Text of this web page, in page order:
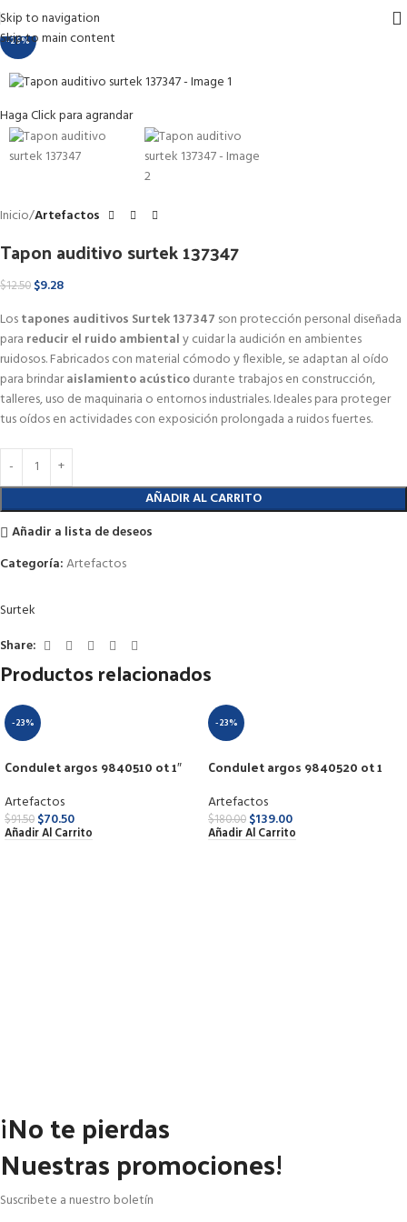
Skip to navigation
Skip to main content
-26%
Haga Click para agrandar
Inicio Artefactos
Tapon auditivo surtek 137347
$12.50 $9.28
Lostapones auditivos Surtek 137347 son protección personal diseñada
para reducir el ruido ambientaly cuidar la audición en ambientes
ruidosos. Fabricados con material cómodo y flexible, se adaptan al oído
para brindaraislamiento acústicodurante trabajos en construcción,
talleres, uso de maquinaria o entornos industriales. Ideales para proteger
tus oídos en actividades con exposición prolongada a ruidos fuertes.
AÑADIR AL CARRITO
Añadir a lista de deseos
Categoría:Artefactos
Surtek
Share:
Productos relacionados
-23%
Condulet argos 9840510 ot 1″
Artefactos
$91.50 $70.50
Añadir Al Carrito
-23%
Condulet argos 9840520 ot 1
Artefactos
$180.00 $139.00
Añadir Al Carrito
¡No te pierdas
Nuestras promociones!
Suscribete a nuestro boletín